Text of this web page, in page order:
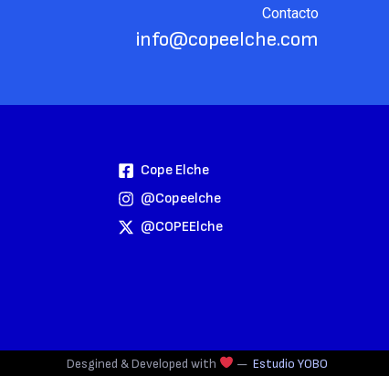
Contacto
info@copeelche.com
Cope Elche
@copeelche
@COPEElche
Desgined & Developed with — Estudio YOBO